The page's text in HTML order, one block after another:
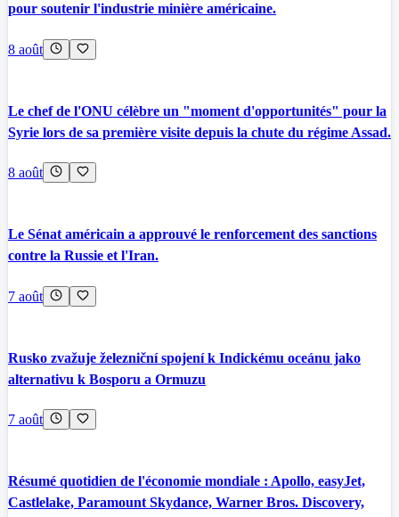
pour soutenir l'industrie minière américaine.
8 août
Le chef de l'ONU célèbre un "moment d'opportunités" pour la
Syrie lors de sa première visite depuis la chute du régime Assad.
8 août
Le Sénat américain a approuvé le renforcement des sanctions
contre la Russie et l'Iran.
7 août
Rusko zvažuje železniční spojení k Indickému oceánu jako
alternativu k Bosporu a Ormuzu
7 août
Résumé quotidien de l'économie mondiale : Apollo, easyJet,
Castlelake, Paramount Skydance, Warner Bros. Discovery,